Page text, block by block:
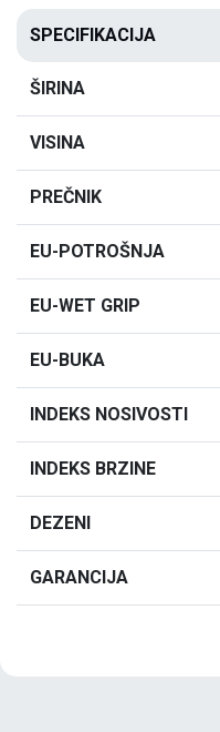
SPECIFIKACIJA
ŠIRINA
VISINA
PREČNIK
EU-POTROŠNJA
EU-WET GRIP
EU-BUKA
INDEKS NOSIVOSTI
INDEKS BRZINE
DEZENI
GARANCIJA